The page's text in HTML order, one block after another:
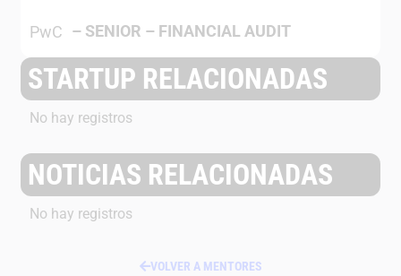
PwC – SENIOR – FINANCIAL AUDIT
STARTUP RELACIONADAS
No hay registros
NOTICIAS RELACIONADAS
No hay registros
VOLVER A MENTORES